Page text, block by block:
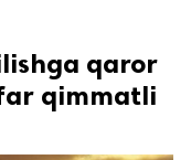
qaror
qimmatli